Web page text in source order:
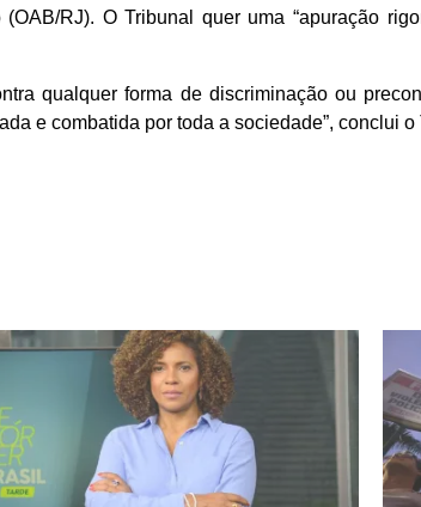
RJ). O Tribunal quer uma “apuração
qualquer forma de discriminação ou
e combatida por toda a sociedade”, conclui o